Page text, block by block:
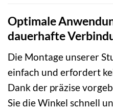
Optimale
dauerhafte
Die Montage unserer
einfach und erfordert
Dank der präzise
Sie die Winkel schnell